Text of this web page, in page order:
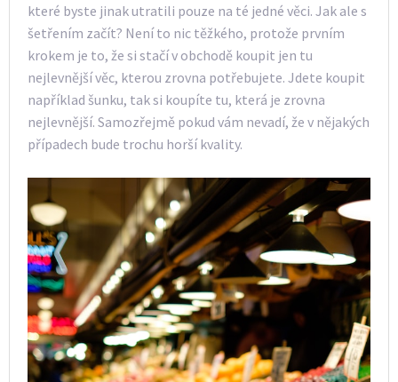
které byste jinak utratili pouze na té jedné věci. Jak ale s
šetřením začít? Není to nic těžkého, protože prvním
krokem je to, že si stačí v obchodě koupit jen tu
nejlevnější věc, kterou zrovna potřebujete. Jdete koupit
například šunku, tak si koupíte tu, která je zrovna
nejlevnější. Samozřejmě pokud vám nevadí, že v nějakých
případech bude trochu horší kvality.